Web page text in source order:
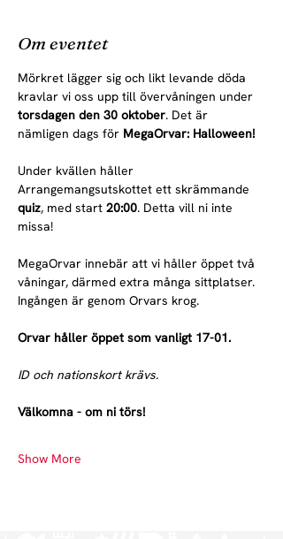
Om eventet
Mörkret lägger sig och likt levande döda
kravlar vi oss upp till övervåningen under
torsdagen den 30 oktober. Det är
nämligen dags för MegaOrvar: Halloween!
Under kvällen håller
Arrangemangsutskottet ett skrämmande
quiz, med start 20:00. Detta vill ni inte
missa!
MegaOrvar innebär att vi håller öppet två
våningar, därmed extra många sittplatser.
Ingången är genom Orvars krog.
Orvar håller öppet som vanligt 17-01.
ID och nationskort krävs.
Välkomna - om ni törs!
Show More